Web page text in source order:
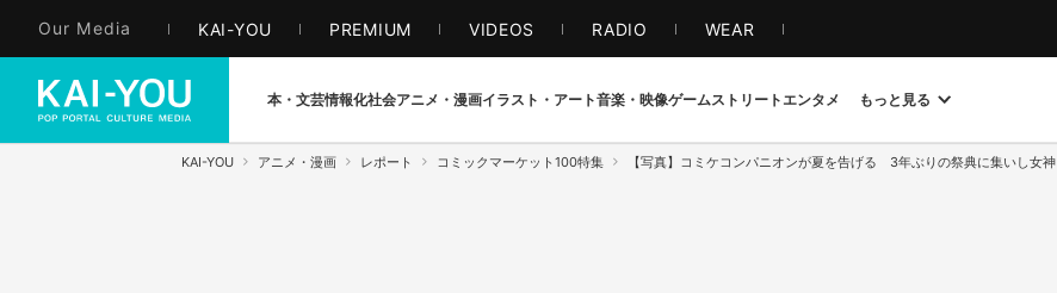
Our Media KAI-YOU PREMIUM VIDEOS RADIO WEAR
本・文芸情報化社会アニメ・漫画イラスト・アート音楽・映像ゲームストリート エンタメ もっと見る
KAI-YOU アニメ・漫画 レポート コミックマーケット100特集 【写真】コミケコンパニオンが夏を告げる 3年ぶりの祭典に集いし女神